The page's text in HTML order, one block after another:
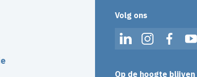
Volg ons
LinkedInInstagram
Op de hoogte